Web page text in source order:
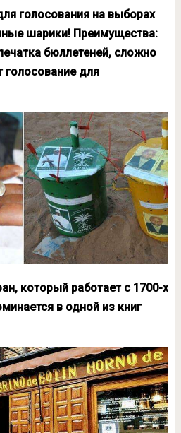
голосования на выборах
шарики! Преимущества:
бюллетеней, сложно
голосование для
который работает с 1700-х
в одной из книг